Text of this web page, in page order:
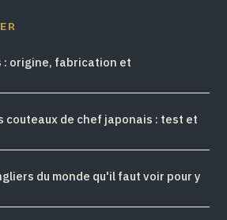
: origine, fabrication et
couteaux de chef japonais : test et
du monde qu'il faut voir pour y